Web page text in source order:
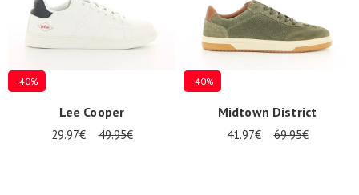
-40%
Lee Cooper
29.97€ 49.95€
-40%
Midtown District
41.97€ 69.95€